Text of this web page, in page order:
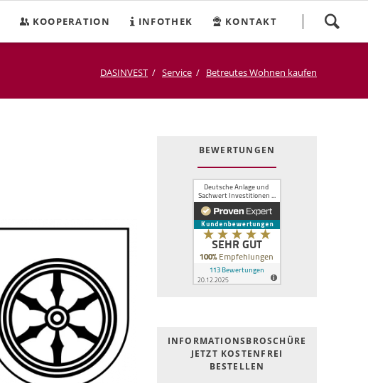
überspringen
KOOPERATION INFOTHEK KONTAKT
DASINVEST Service Betreutes Wohnen kaufen
BEWERTUNGEN
INFOR­MATIONS­BROSCHÜRE
JETZT KOSTEN­FREI
BESTELLEN